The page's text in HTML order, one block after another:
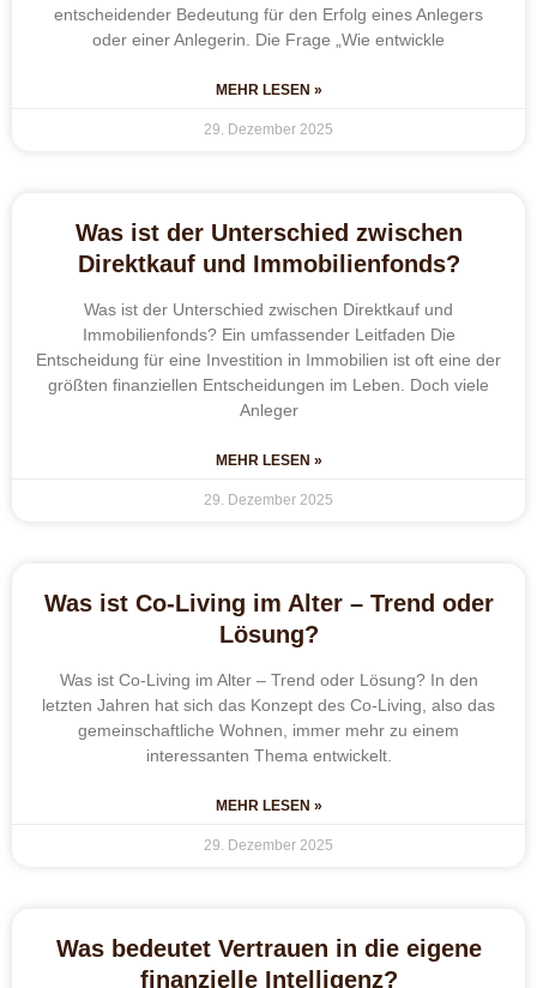
entscheidender Bedeutung für den Erfolg eines Anlegers
oder einer Anlegerin. Die Frage „Wie entwickle
MEHR LESEN »
29. Dezember 2025
Was ist der Unterschied zwischen
Direktkauf und Immobilienfonds?
Was ist der Unterschied zwischen Direktkauf und
Immobilienfonds? Ein umfassender Leitfaden Die
Entscheidung für eine Investition in Immobilien ist oft eine der
größten finanziellen Entscheidungen im Leben. Doch viele
Anleger
MEHR LESEN »
29. Dezember 2025
Was ist Co-Living im Alter – Trend oder
Lösung?
Was ist Co-Living im Alter – Trend oder Lösung? In den
letzten Jahren hat sich das Konzept des Co-Living, also das
gemeinschaftliche Wohnen, immer mehr zu einem
interessanten Thema entwickelt.
MEHR LESEN »
29. Dezember 2025
Was bedeutet Vertrauen in die eigene
finanzielle Intelligenz?